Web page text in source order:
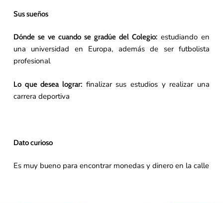
Sus sueños
Dónde se ve cuando se gradúe del Colegio: estudiando en
una universidad en Europa, además de ser futbolista
profesional
Lo que desea lograr:finalizar sus estudios y realizar una
carrera deportiva
Dato curioso
Es muy bueno para encontrar monedas y dinero en la calle